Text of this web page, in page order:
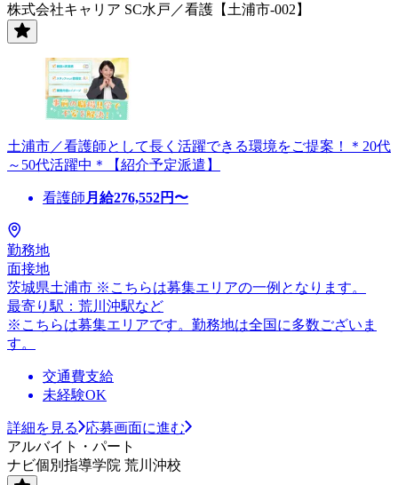
株式会社キャリア SC水戸／看護【土浦市-002】
土浦市／看護師として長く活躍できる環境をご提案！＊20代
～50代活躍中＊【紹介予定派遣】
看護師 月給276,552円〜
勤務地
面接地
茨城県土浦市 ※こちらは募集エリアの一例となります。
最寄り駅：荒川沖駅など
※こちらは募集エリアです。勤務地は全国に多数ございま
す。
交通費支給
未経験OK
詳細を見る
応募画面に進む
アルバイト・パート
ナビ個別指導学院 荒川沖校